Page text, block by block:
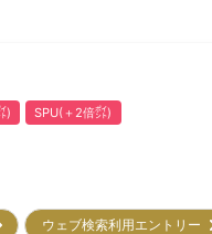
) SPU(＋2倍㌽)
ウェブ検索利用エントリー